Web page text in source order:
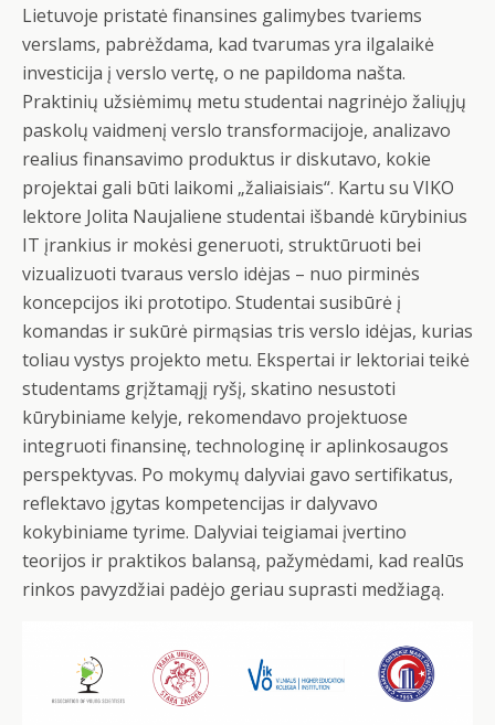
Lietuvoje pristatė finansines galimybes tvariems
verslams, pabrėždama, kad tvarumas yra ilgalaikė
investicija į verslo vertę, o ne papildoma našta.
Praktinių užsiėmimų metu studentai nagrinėjo žaliųjų
paskolų vaidmenį verslo transformacijoje, analizavo
realius finansavimo produktus ir diskutavo, kokie
projektai gali būti laikomi „žaliaisiais“. Kartu su VIKO
lektore Jolita Naujaliene studentai išbandė kūrybinius
IT įrankius ir mokėsi generuoti, struktūruoti bei
vizualizuoti tvaraus verslo idėjas – nuo pirminės
koncepcijos iki prototipo. Studentai susibūrė į
komandas ir sukūrė pirmąsias tris verslo idėjas, kurias
toliau vystys projekto metu. Ekspertai ir lektoriai teikė
studentams grįžtamąjį ryšį, skatino nesustoti
kūrybiniame kelyje, rekomendavo projektuose
integruoti finansinę, technologinę ir aplinkosaugos
perspektyvas. Po mokymų dalyviai gavo sertifikatus,
reflektavo įgytas kompetencijas ir dalyvavo
kokybiniame tyrime. Dalyviai teigiamai įvertino
teorijos ir praktikos balansą, pažymėdami, kad realūs
rinkos pavyzdžiai padėjo geriau suprasti medžiagą.